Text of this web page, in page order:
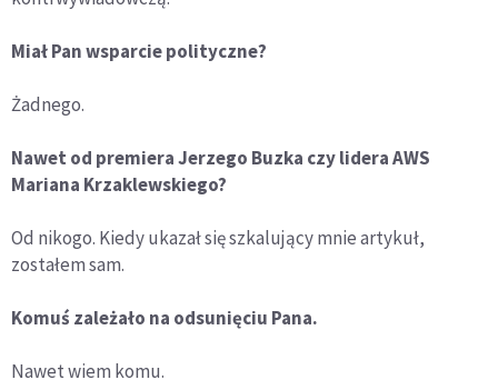
Miał Pan wsparcie polityczne?
Żadnego.
Nawet od premiera Jerzego Buzka czy lidera AWS
Mariana Krzaklewskiego?
Od nikogo. Kiedy ukazał się szkalujący mnie artykuł,
zostałem sam.
Komuś zależało na odsunięciu Pana.
Nawet wiem komu.